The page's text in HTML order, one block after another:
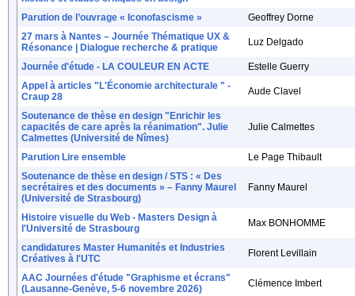
Parution de l’ouvrage « Iconofascisme »
Geoffrey Dorne
27 mars à Nantes – Journée Thématique UX &
Résonance | Dialogue recherche & pratique
Luz Delgado
Journée d'étude - LA COULEUR EN ACTE
Estelle Guerry
Appel à articles "L'Économie architecturale " -
Craup 28
Aude Clavel
Soutenance de thèse en design "Enrichir les
capacités de care après la réanimation". Julie
Calmettes (Université de Nîmes)
Julie Calmettes
Parution Lire ensemble
Le Page Thibault
Soutenance de thèse en design / STS : « Des
secrétaires et des documents » – Fanny Maurel
(Université de Strasbourg)
Fanny Maurel
Histoire visuelle du Web - Masters Design à
l'Université de Strasbourg
Max BONHOMME
candidatures Master Humanités et Industries
Créatives à l'UTC
Florent Levillain
AAC Journées d'étude "Graphisme et écrans"
(Lausanne-Genève, 5-6 novembre 2026)
Clémence Imbert